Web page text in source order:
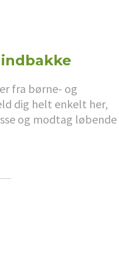
fra børne- og
dig helt enkelt her,
og modtag løbende